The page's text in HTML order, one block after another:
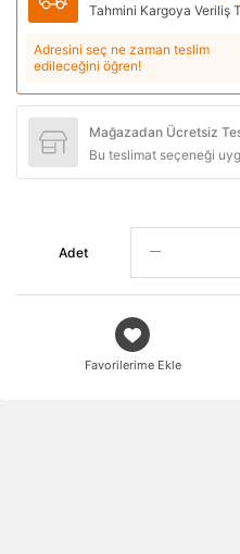
Tahmini Kargoya Veriliş
Adresini seç ne zaman teslim
edileceğini öğren!
Mağazadan Ücretsiz
Bu teslimat seçeneği
Adet
Favorilerime Ekle